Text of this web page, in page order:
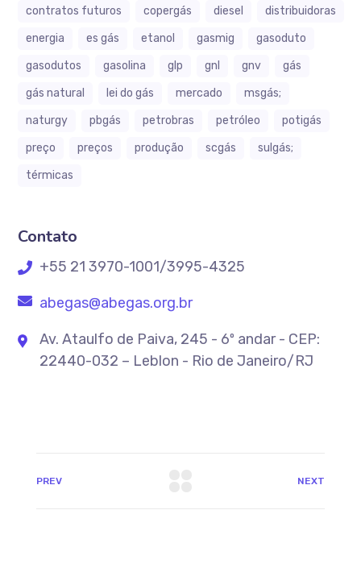
contratos futuros
copergás diesel
distribuidoras
energia
es gás etanol gasmig
gasoduto
gasodutos
gasolina glp gnl gnv
gás
gás natural
lei do gás mercado
msgás;
naturgy
pbgás petrobras petróleo
potigás
preço
preços produção scgás
sulgás;
térmicas
Contato
+55 21 3970-1001/3995-4325
abegas@abegas.org.br
Av. Ataulfo de Paiva, 245 - 6º andar - CEP:
22440-032 – Leblon - Rio de Janeiro/RJ
PREV NEXT